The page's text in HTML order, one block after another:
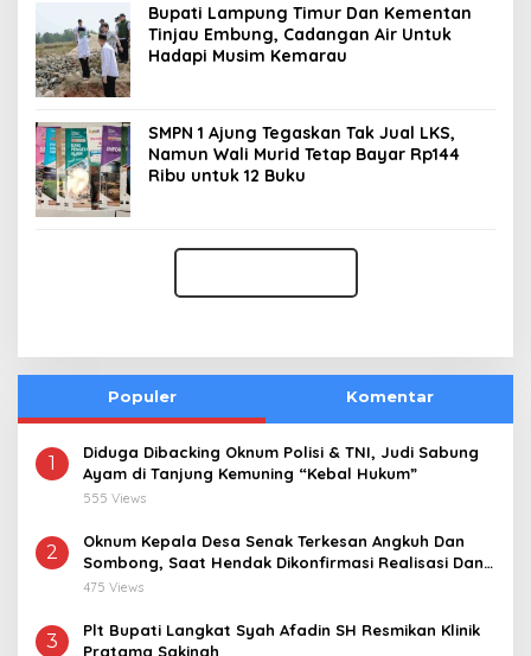
Bupati Lampung Timur Dan Kementan
Tinjau Embung, Cadangan Air Untuk
Hadapi Musim Kemarau
SMPN 1 Ajung Tegaskan Tak Jual LKS,
Namun Wali Murid Tetap Bayar Rp144
Ribu untuk 12 Buku
Populer Komentar
1
Diduga Dibacking Oknum Polisi & TNI, Judi Sabung
Ayam di Tanjung Kemuning “Kebal Hukum”
555 Views
2
Oknum Kepala Desa Senak Terkesan Angkuh Dan
Sombong, Saat Hendak Dikonfirmasi Realisasi Dana
Desa 2021-2024
475 Views
3
Plt Bupati Langkat Syah Afadin SH Resmikan Klinik
Pratama Sakinah